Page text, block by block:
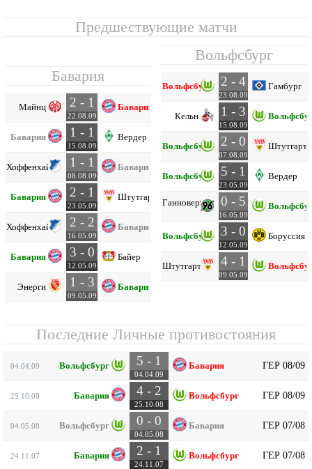
Предшествующие матчи
Бавария
Майнц 2 - 1
22.08.09
Бавария
Бавария 1 - 1
15.08.09
Вердер
Хоффенхайм 1 - 1
08.08.09
Бавария
Бавария 2 - 1
23.05.09
Штутгарт
Хоффенхайм 2 - 2
16.05.09
Бавария
Бавария 3 - 0
12.05.09
Байер
Энерги 1 - 3
09.05.09
Бавария
Вольфсбург
Вольфсбург 2 - 4
23.08.09
Гамбург
Кельн 1 - 3
15.08.09
Вольфсбург 2 - 0
07.08.09
Штутгарт
Вольфсбург 5 - 1
23.05.09
Вердер
Ганновер96 0 - 5
16.05.09
Вольфсбург 3 - 0
12.05.09
Боруссия
Штутгарт 4 - 1
09.05.09
Последние Личные противостояния
04.04.09 Вольфсбург 5 - 1
04.04.09
Бавария ГЕР 08/09
25.10.08 Бавария 4 - 2
25.10.08
Вольфсбург ГЕР 08/09
04.05.08 Вольфсбург 0 - 0
04.05.08
Бавария ГЕР 07/08
24.11.07 Бавария 2 - 1
24.11.07
Вольфсбург ГЕР 07/08